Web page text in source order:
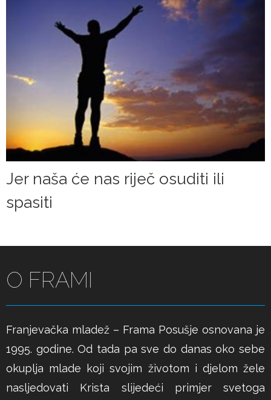
Jer naša će nas riječ osuditi ili
spasiti
O FRAMI
Franjevačka mladež – Frama Posušje osnovana je
1995. godine. Od tada pa sve do danas oko sebe
okuplja mlade koji svojim životom i djelom žele
nasljedovati Krista slijedeći primjer svetoga